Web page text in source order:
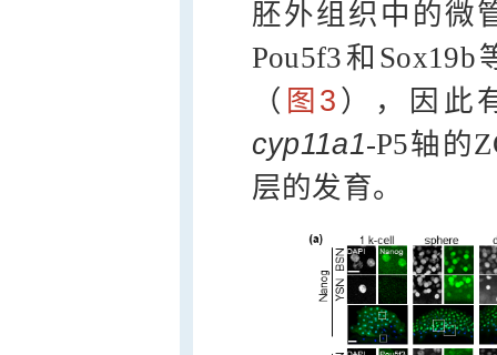
胚外组织中的微
Pou5f3和
（ 图3 ），因此
cyp11a1-P5轴的
层的发育。